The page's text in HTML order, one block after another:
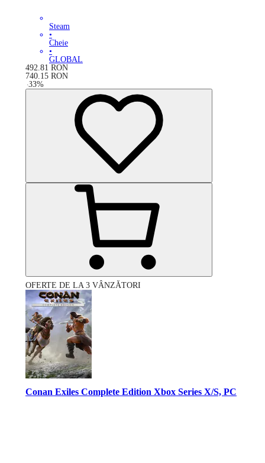
Steam
•
Cheie
•
GLOBAL
492.81 RON
740.15 RON
-33%
OFERTE DE LA 3 VÂNZĂTORI
Conan Exiles Complete Edition Xbox Series X/S, PC